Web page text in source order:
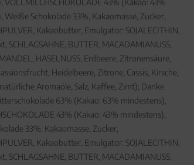
VOLLMILCHSCHOKOLADE 43% (Kakao: 43%
Weiße Schokolade 33%, Kakaomasse, Zucker,
Kakaobutter, Emulgator: SOJALECITHIN,
SCHLAGSAHNE, BUTTER, MACADAMIANUSS,
HASELNUSS, Erdbeere, Zitronensäure,
Heidelbeere, Zitrone, Cassis, Kirsche,
Aromaöle, Salz, Kaffee, Zimt); Danke
63% (Kakao: 63% mindestens),
43% (Kakao: 43% mindestens),
33%, Kakaomasse, Zucker,
Kakaobutter, Emulgator: SOJALECITHIN,
SCHLAGSAHNE, BUTTER, MACADAMIANUSS,